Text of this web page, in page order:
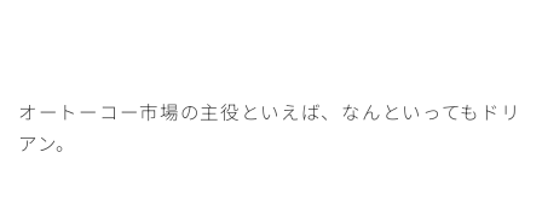
オートーコー市場の主役といえば、なんといってもドリ
アン。